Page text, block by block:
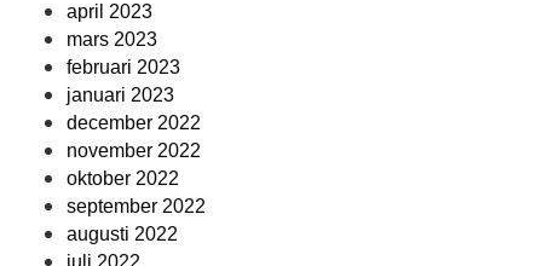
april 2023
mars 2023
februari 2023
januari 2023
december 2022
november 2022
oktober 2022
september 2022
augusti 2022